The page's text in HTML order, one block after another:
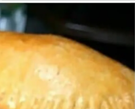
Opens in new window